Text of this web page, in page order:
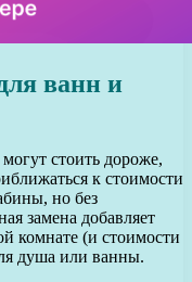
ванн и
стоить дороже,
к стоимости
но без
замена добавляет
комнате (и стоимости
душа или ванны.